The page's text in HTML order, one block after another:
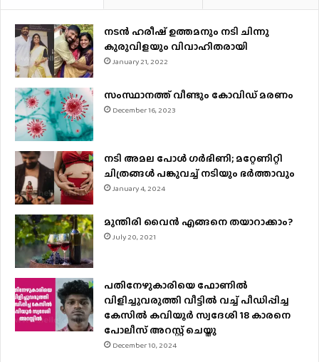
നടന്‍ ഹരീഷ് ഉത്തമനും നടി ചിന്നു
കുരുവിളയും വിവാഹിതരായി
January 21, 2022
സംസ്ഥാനത്ത് വീണ്ടും കോവിഡ് മരണം
December 16, 2023
നടി അമല പോൾ ​ഗർഭിണി; മറ്റേണിറ്റി
ചിത്രങ്ങള്‍ പങ്കുവച്ച് നടിയും ഭർത്താവും
January 4, 2024
മുന്തിരി വൈന്‍ എങ്ങനെ തയാറാക്കാം?
July 20, 2021
പതിനേഴുകാരിയെ ഫോണിൽ
വിളിച്ചുവരുത്തി വീട്ടിൽ വച്ച് പീഡിപ്പിച്ച
കേസിൽ കവിയൂർ സ്വദേശി 18 കാരനെ
പോലീസ് അറസ്റ്റ് ചെയ്തു
December 10, 2024